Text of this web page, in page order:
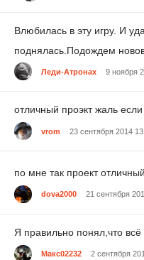
Влюбилась в эту игру. И
поднялась.Подождем
Леди-Атронах 9 ноября
отличный проэкт жаль
vrom 23 сентября 2014
по мне так проект
dova2000 21 сентября
Я правильно понял,что
Макс02232 2 сентября